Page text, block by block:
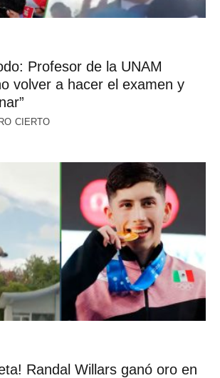
Profesor de la UNAM
volver a hacer el examen y
CIERTO
Randal Willars ganó oro en